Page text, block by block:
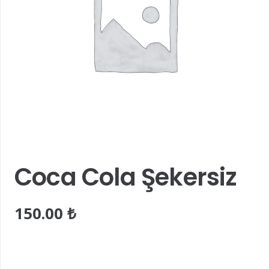
Coca Cola Şekersiz
150.00 ₺